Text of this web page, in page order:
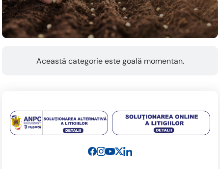
Această categorie este goală momentan.